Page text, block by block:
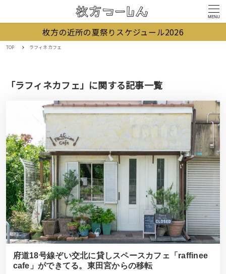
MENU
枚方の近所の夏祭りスケジュール2026
TOP ラフィネカフェ
「ラフィネカフェ」に関する記事一覧
府道18号線ぞい交北に貸しスペースカフェ「raffinee
cafe」ができてる。東田宮からの移転